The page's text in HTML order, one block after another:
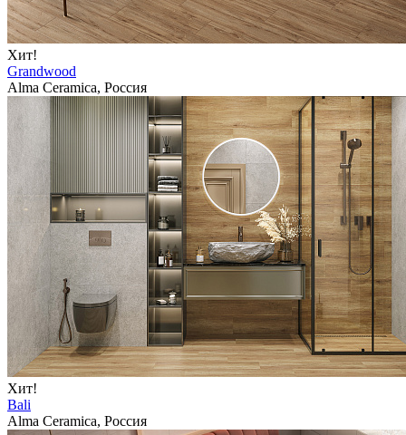
Хит!
Grandwood
Alma Ceramica, Россия
Хит!
Bali
Alma Ceramica, Россия